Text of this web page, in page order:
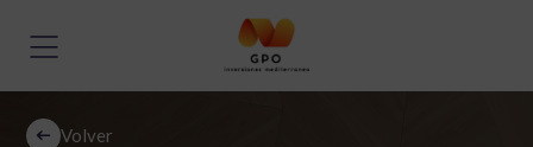
Volver